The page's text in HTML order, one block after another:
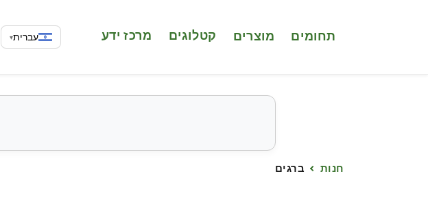
שפהעברית▾ תחומים מוצרים קטלוגים מרכז ידע
חנות ברגים